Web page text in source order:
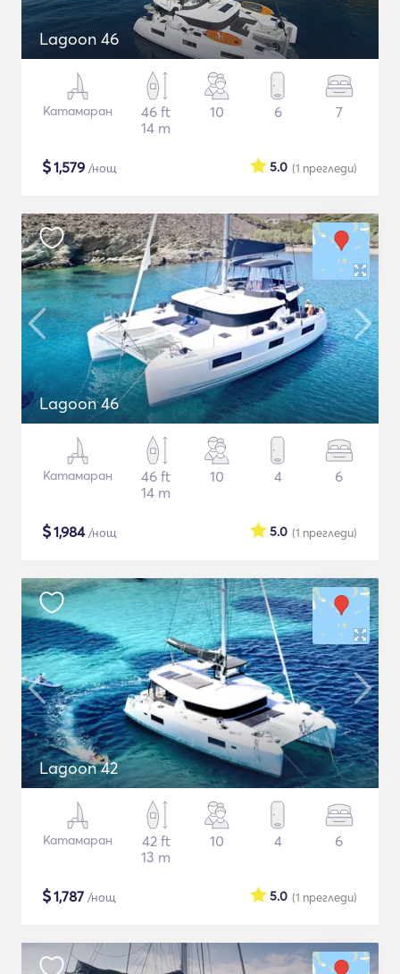
Lagoon 46
Катамаран
46 ft
14 m
10 6 7
$1,579 /нощ (1 прегледи)
5.0
Lagoon 46
Катамаран
46 ft
14 m
10 4 6
$1,984/нощ (1 прегледи)
5.0
Lagoon 42
Катамаран
42 ft
13 m
10 4 6
$1,787 /нощ (1 прегледи)
5.0